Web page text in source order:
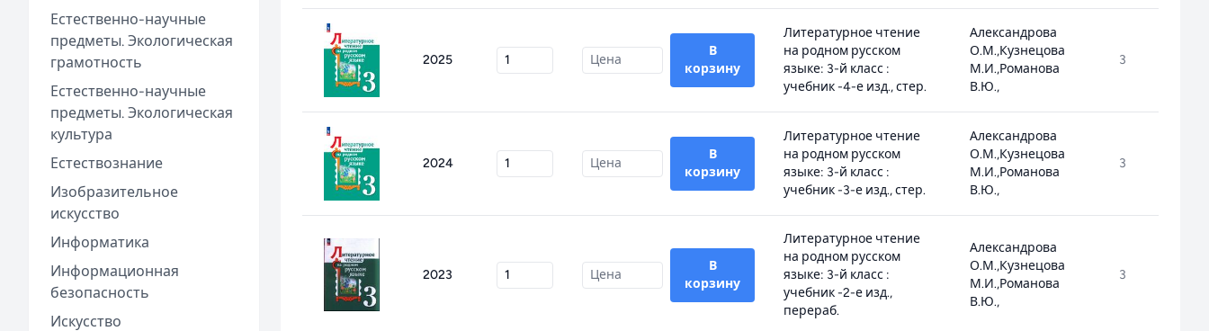
Естественно-научные
предметы. Экологическая
грамотность
Естественно-научные
предметы. Экологическая
культура
Естествознание
Изобразительное
искусство
Информатика
Информационная
безопасность
Искусство
2025
В
корзину
Литературное чтение
на родном русском
языке: 3-й класс :
учебник -4-е изд., стер.
Александрова
О.М.,Кузнецова
М.И.,Романова
В.Ю.,
3
2024
В
корзину
Литературное чтение
на родном русском
языке: 3-й класс :
учебник -3-е изд., стер.
Александрова
О.М.,Кузнецова
М.И.,Романова
В.Ю.,
3
2023
В
корзину
Литературное чтение
на родном русском
языке: 3-й класс :
учебник -2-е изд.,
перераб.
Александрова
О.М.,Кузнецова
М.И.,Романова
В.Ю.,
3